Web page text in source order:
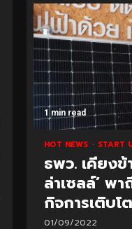
1 min read
HOT NEWS START
ธพว. เคียงข้
ล่าเซลล์’ พ
กิจการเติบโต
01/09/2022